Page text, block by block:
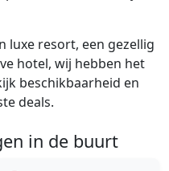
luxe resort, een gezellig
hotel, wij hebben het
beschikbaarheid en
deals.
in de buurt